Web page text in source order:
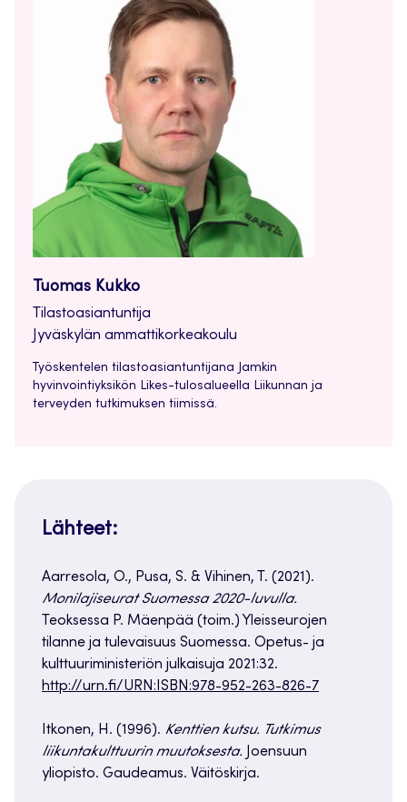
Tuomas Kukko
Tilastoasiantuntija
Jyväskylän ammattikorkeakoulu
Työskentelen tilastoasiantuntijana Jamkin
hyvinvointiyksikön Likes-tulosalueella Liikunnan ja
terveyden tutkimuksen tiimissä.
Lähteet:
Aarresola, O., Pusa, S. & Vihinen, T. (2021).
Monilajiseurat Suomessa 2020-luvulla.
Teoksessa P. Mäenpää (toim.) Yleisseurojen
tilanne ja tulevaisuus Suomessa. Opetus- ja
kulttuuriministeriön julkaisuja 2021:32.
http://urn.fi/URN:ISBN:978-952-263-826-7
Itkonen, H. (1996). Kenttien kutsu. Tutkimus
liikuntakulttuurin muutoksesta. Joensuun
yliopisto. Gaudeamus. Väitöskirja.